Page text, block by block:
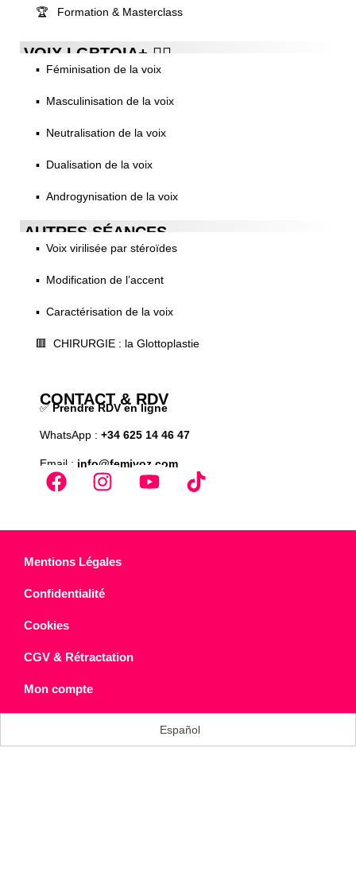
🏆 Formation & Masterclass
VOIX LGBTQIA+ 🏳️‍🌈
▪️ Féminisation de la voix
▪️ Masculinisation de la voix
▪️ Neutralisation de la voix
▪️ Dualisation de la voix
▪️ Androgynisation de la voix
AUTRES SÉANCES
▪️ Voix virilisée par stéroïdes
▪️ Modification de l’accent
▪️ Caractérisation de la voix
🟥 CHIRURGIE : la Glottoplastie
CONTACT & RDV
✅ Prendre RDV en ligne
WhatsApp : +34 625 14 46 47
Email : info@femivoz.com
Mentions Légales
Confidentialité
Cookies
CGV & Rétractation
Mon compte
Español